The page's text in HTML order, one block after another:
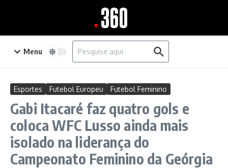
Menu
Procurar por:
Esportes Futebol Europeu Futebol Feminino
Gabi Itacaré faz quatro gols e
coloca WFC Lusso ainda mais
isolado na liderança do
Campeonato Feminino da Geórgia